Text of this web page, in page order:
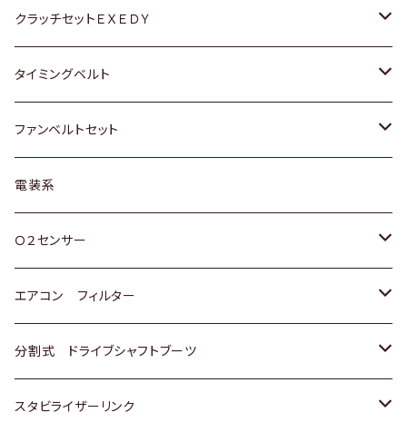
マツダ
三菱
スバル
日野
アストロ（シボレー）
クライスラー
日産
ダイハツ
マツダ
三菱
スバル
日産
ホンダ
マツダ
ホンダ
スズキ
ダイハツ
マツダ
三菱
スバル
クラッチセットＥＸＥＤＹ
ホンダ
スズキ
日産
ダイハツ
マツダ
三菱
スバル
タイミングベルト
トヨタ
スズキ
ダイハツ
三菱
スバル
ファンベルトセット
トヨタ
ホンダ
スズキ
日産
いすゞ
電装系
Ｏ２センサー
トヨタ
ホンダ
スズキ
エアコン フィルター
トヨタ
ホンダ
分割式 ドライブシャフトブーツ
トヨタ
スタビライザーリンク